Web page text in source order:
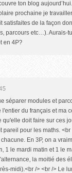
ton blog
prochaine je
satisfaites de la façon
parcours etc…). Aurais-
en 4P?
séparer modules et
du français et ma
doit faire sur ces
pareil pour les maths.
En 3P, on a
1 le mardi matin et 1 le
la moitié des
midi).<br /> <br /> Le